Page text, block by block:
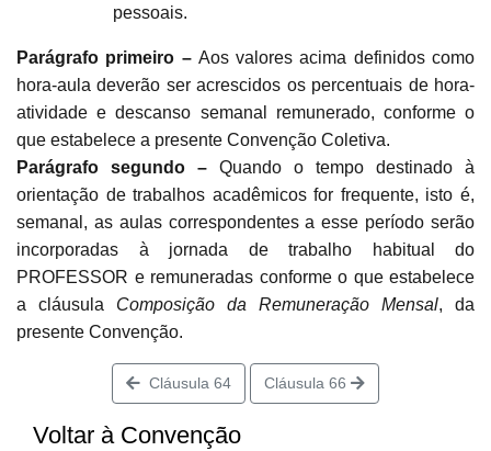
pessoais.
Parágrafo primeiro – Aos valores acima definidos como
hora-aula deverão ser acrescidos os percentuais de hora-
atividade e descanso semanal remunerado, conforme o
que estabelece a presente Convenção Coletiva.
Parágrafo segundo – Quando o tempo destinado à
orientação de trabalhos acadêmicos for frequente, isto é,
semanal, as aulas correspondentes a esse período serão
incorporadas à jornada de trabalho habitual do
PROFESSOR e remuneradas conforme o que estabelece
a cláusula Composição da Remuneração Mensal, da
presente Convenção.
Cláusula 64 Cláusula 66
Voltar à Convenção